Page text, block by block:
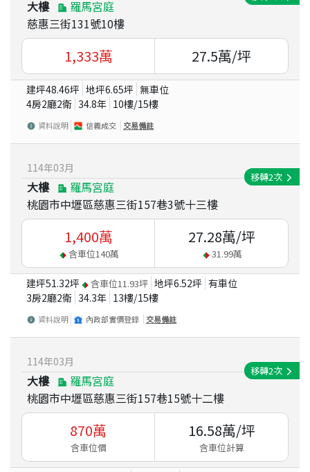
大樓
羅馬宮庭
慈惠三街131號10樓
1,333萬 27.5萬/坪
建坪48.46坪 地坪6.65坪 無車位
4房2廳2衛 34.8年 10樓/15樓
資料說明 信義成交 交易備註
114年03月
大樓
羅馬宮庭
桃園市中壢區慈惠三街157巷3號十三樓
移轉2次
1,400萬
含車位140萬
27.28萬/坪
31.99萬
建坪51.32坪 含車位11.93坪 地坪6.52坪 有車位
3房2廳2衛 34.3年 13樓/15樓
資料說明 內政部實價登錄 交易備註
114年03月
大樓
羅馬宮庭
桃園市中壢區慈惠三街157巷15號十二樓
移轉2次
870萬
含車位價
16.58萬/坪
含車位計算